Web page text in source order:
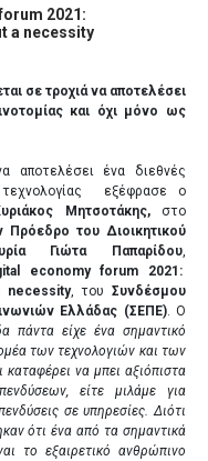
2021:
a necessity
σε τροχιά να αποτελέσει
και όχι μόνο ως
αποτελέσει ένα διεθνές
εξέφρασε ο
Μητσοτάκης,στο
Πρόεδρο του Διοικητικού
Γιώτα Παπαρίδου
economy forum 2021:
necessity, τουΣυνδέσμου
Ελλάδας (ΣΕΠΕ). Ο
πάντα είχε ένα σημαντικό
των τεχνολογιών και των
να μπει αξιόπιστα
είτε μιλάμε για
σε υπηρεσίες. Διότι
ότι ένα από τα σημαντικά
το εξαιρετικό ανθρώπινο